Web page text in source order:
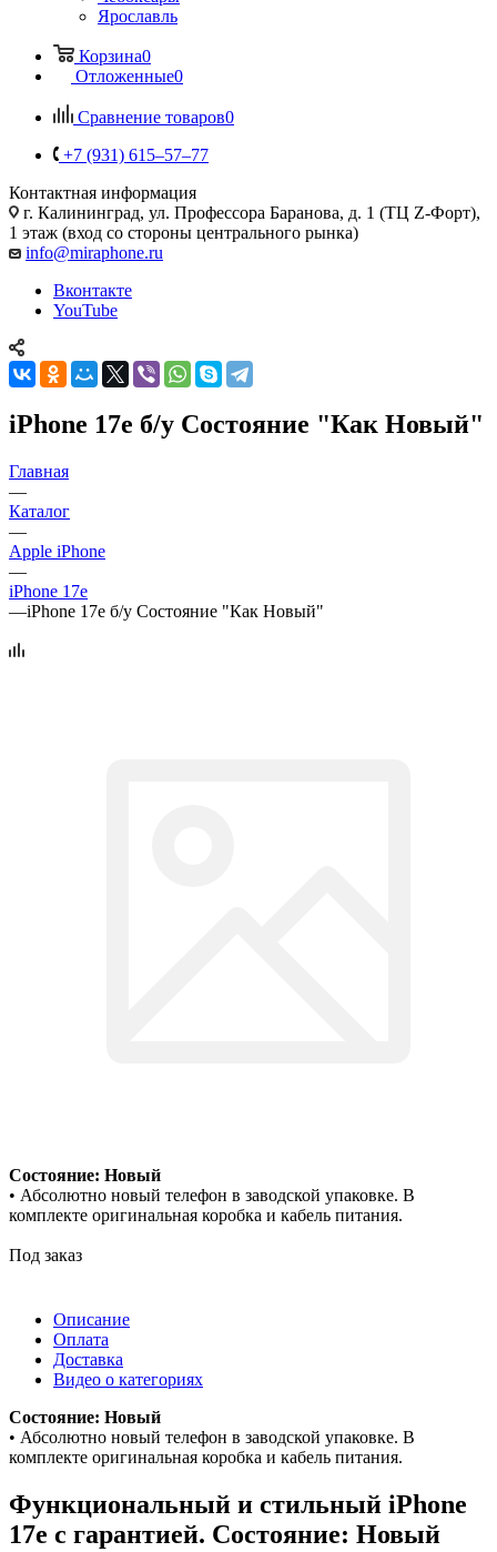
Ярославль
Корзина0
Отложенные0
Сравнение товаров0
+7 (931) 615‒57‒77
Контактная информация
г. Калининград, ул. Профессора Баранова, д. 1 (ТЦ Z-Форт),
1 этаж (вход со стороны центрального рынка)
info@miraphone.ru
Вконтакте
YouTube
iPhone 17e б/у Состояние "Как Новый"
Главная
—
Каталог
—
Apple iPhone
—
iPhone 17e
—iPhone 17e б/у Состояние "Как Новый"
Состояние: Новый
• Абсолютно новый телефон в заводской упаковке. В
комплекте оригинальная коробка и кабель питания.
Под заказ
Описание
Оплата
Доставка
Видео о категориях
Состояние: Новый
• Абсолютно новый телефон в заводской упаковке. В
комплекте оригинальная коробка и кабель питания.
Функциональный и стильный iPhone
17e с гарантией. Состояние: Новый